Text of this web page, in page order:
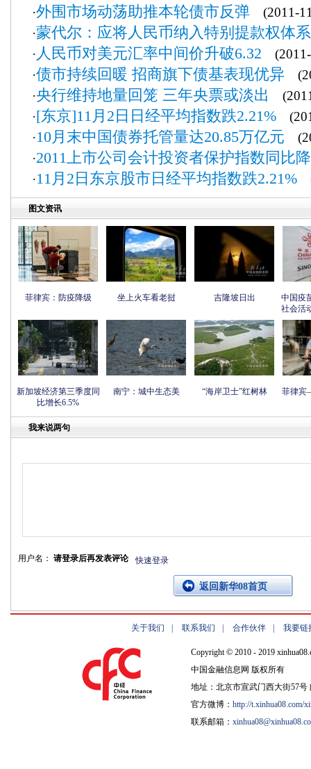
·外围市场动荡助推本轮债市反弹 (2011-
·蒙代尔：应将人民币纳入特别提款权体系
·人民币对美元汇率中间价升破6.32
·债市持续回暖 招商旗下债基表现优异
·央行维持地量回笼 三年央票或淡出
·[东京]11月2日日经平均指数跌2.21%
·10月末中国债券托管量达20.85万亿元
·2011上市公司会计投资者保护指数同比
·11月2日东京股市日经平均指数跌2.21%
图文资讯
菲律宾：防疫降级 坐上火车看老挝 吉隆坡日出
中国疫
社会活
新加坡经济第三季度同
比增长6.5%
南宁：城中生态美 “海岸卫士”红树林 菲律宾
我来说两句
用户名： 请登录后再发表评论 快速登录
返回新华08首页
关于我们 联系我们 合作伙伴 我要链
Copyright © 2010 - 2019
中国金融信息网 版权所有
地址：北京市宣武门西大街57号
官方微博： http://t.xinhua08.com/
联系邮箱：